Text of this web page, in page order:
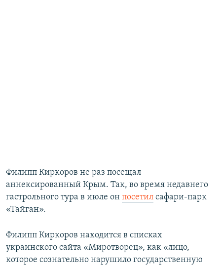
Филипп Киркоров не раз посещал
аннексированный Крым. Так, во время недавнего
гастрольного тура в июле он посетил сафари-парк
«Тайган».
Филипп Киркоров находится в списках
украинского сайта «Миротворец», как «лицо,
которое сознательно нарушило государственную